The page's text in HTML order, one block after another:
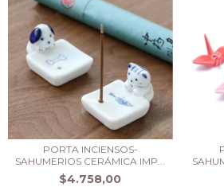
PORTA INCIENSOS-
SAHUMERIOS CERÁMICA IMP...
$4.758,00